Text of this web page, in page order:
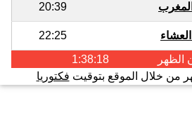
20:39
22:25
الظهر
1:38:17
من خلال الموقع بتوقيت فكتوريا